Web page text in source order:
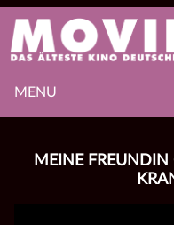
MENU
MEINE